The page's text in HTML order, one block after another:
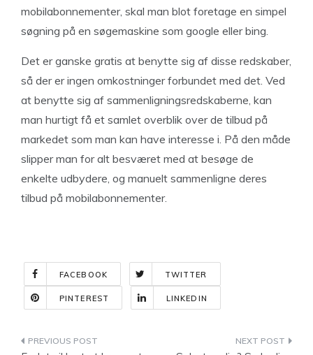
mobilabonnementer, skal man blot foretage en simpel
søgning på en søgemaskine som google eller bing.
Det er ganske gratis at benytte sig af disse redskaber,
så der er ingen omkostninger forbundet med det. Ved
at benytte sig af sammenligningsredskaberne, kan
man hurtigt få et samlet overblik over de tilbud på
markedet som man kan have interesse i. På den måde
slipper man for alt besværet med at besøge de
enkelte udbydere, og manuelt sammenligne deres
tilbud på mobilabonnementer.
FACEBOOK TWITTER
PINTEREST LINKEDIN
Indlægsnavigation